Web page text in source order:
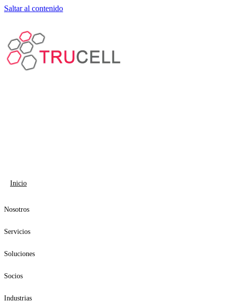
Saltar al contenido
Inicio
Nosotros
Servicios
Soluciones
Socios
Industrias